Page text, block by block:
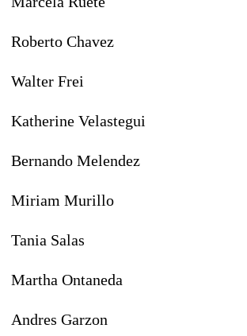
Roberto Chavez
Walter Frei
Katherine Velastegui
Bernando Melendez
Miriam Murillo
Tania Salas
Martha Ontaneda
Andres Garzon